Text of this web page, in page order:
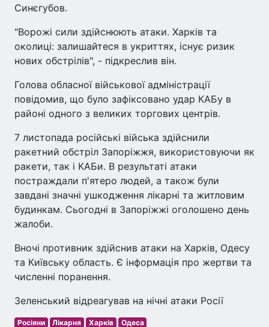
Синєгубов.
"Ворожі сили здійснюють атаки. Харків та
околиці: залишайтеся в укриттях, існує ризик
нових обстрілів", - підкреслив він.
Голова обласної військової адміністрації
повідомив, що було зафіксовано удар КАБу в
районі одного з великих торгових центрів.
7 листопада російські війська здійснили
ракетний обстріл Запоріжжя, використовуючи як
ракети, так і КАБи. В результаті атаки
постраждали п'ятеро людей, а також були
завдані значні ушкодження лікарні та житловим
будинкам. Сьогодні в Запоріжжі оголошено день
жалоби.
Вночі противник здійснив атаки на Харків, Одесу
та Київську область. Є інформація про жертви та
численні поранення.
Зеленський відреагував на нічні атаки Росії
Росіяни Лікарня Харків
Одеса